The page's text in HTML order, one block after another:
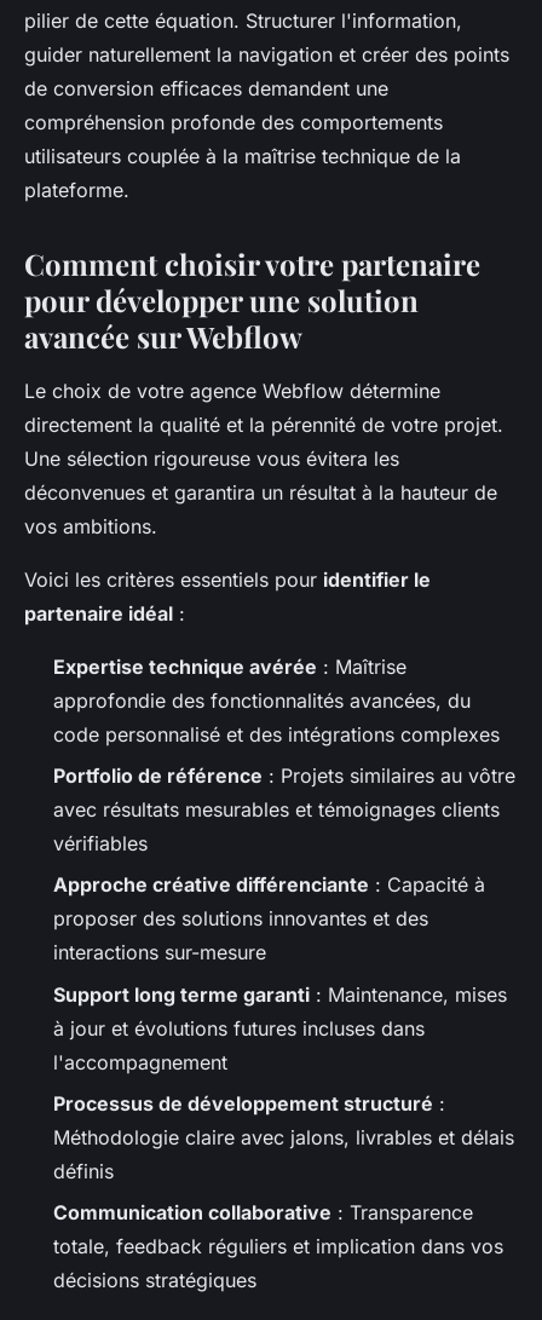
pilier de cette équation. Structurer l'information,
guider naturellement la navigation et créer des points
de conversion efficaces demandent une
compréhension profonde des comportements
utilisateurs couplée à la maîtrise technique de la
plateforme.
Comment choisir votre partenaire
pour développer une solution
avancée sur Webflow
Le choix de votre agence Webflow détermine
directement la qualité et la pérennité de votre projet.
Une sélection rigoureuse vous évitera les
déconvenues et garantira un résultat à la hauteur de
vos ambitions.
Voici les critères essentiels pour identifier le
partenaire idéal :
Expertise technique avérée : Maîtrise
approfondie des fonctionnalités avancées, du
code personnalisé et des intégrations complexes
Portfolio de référence : Projets similaires au vôtre
avec résultats mesurables et témoignages clients
vérifiables
Approche créative différenciante : Capacité à
proposer des solutions innovantes et des
interactions sur-mesure
Support long terme garanti : Maintenance, mises
à jour et évolutions futures incluses dans
l'accompagnement
Processus de développement structuré :
Méthodologie claire avec jalons, livrables et délais
définis
Communication collaborative : Transparence
totale, feedback réguliers et implication dans vos
décisions stratégiques